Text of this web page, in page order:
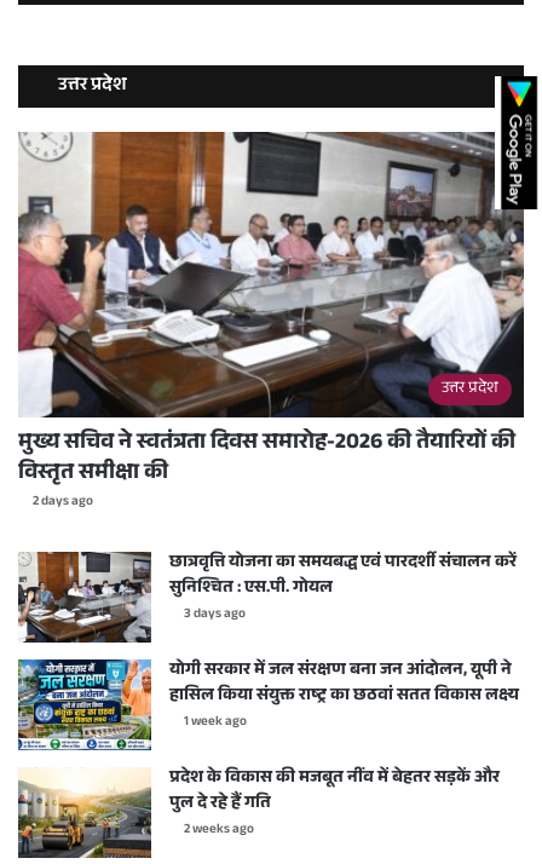
उत्तर प्रदेश
उत्तर प्रदेश
मुख्य सचिव ने स्वतंत्रता दिवस समारोह-2026 की तैयारियों की
विस्तृत समीक्षा की
2 days ago
छात्रवृत्ति योजना का समयबद्ध एवं पारदर्शी संचालन करें
सुनिश्चित : एस.पी. गोयल
3 days ago
योगी सरकार में जल संरक्षण बना जन आंदोलन, यूपी ने
हासिल किया संयुक्त राष्ट्र का छठवां सतत विकास लक्ष्य
1 week ago
प्रदेश के विकास की मजबूत नींव में बेहतर सड़कें और
पुल दे रहे हैं गति
2 weeks ago